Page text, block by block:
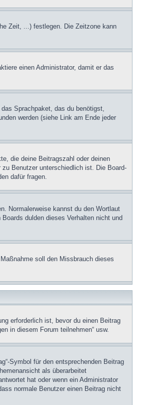
Zeit, ...) festlegen. Die Zeitzone kann
einen Administrator, damit er das
Sprachpaket, das du benötigst,
werden (siehe Link am Ende jeder
die deine Beitragszahl oder deinen
Benutzer unterschiedlich ist. Die Board-
dafür fragen.
Normalerweise kannst du den Wortlaut
dulden dieses Verhalten nicht und
soll den Missbrauch dieses
erforderlich ist, bevor du einen Beitrag
in diesem Forum teilnehmen“ usw.
Symbol für den entsprechenden Beitrag
als überarbeitet
hat oder wenn ein Administrator
normale Benutzer einen Beitrag nicht